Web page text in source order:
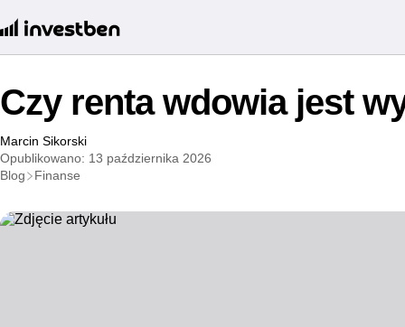
Czy renta wdowia jest
Marcin Sikorski
Opublikowano: 13 października 2026
Blog
Finanse